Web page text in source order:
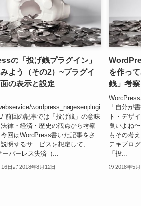
の「投げ銭プラグイン」
よう（その2）~プラグイ
の表示と設定
wordpress_nagesenplugi
前回の記事では「投げ銭」の意味
律・経済・歴史の観点から考察
回はWordPress書いた記事をさ
明するサービスを想定して、
バーレス決済（...
日 2018年8月12日
を作っ
銭」考察
WordPress
「自分が
ト・デザ
良いよね
もその考
テキブロ
「投...
2018年5月